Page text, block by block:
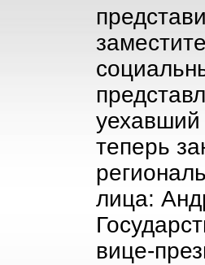
уехавший
теперь
лица:
вице-